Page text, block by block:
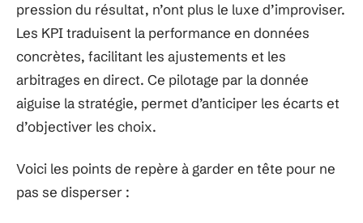
pression du résultat, n’ont plus le luxe d’improviser.
Les KPI traduisent la performance en données
concrètes, facilitant les ajustements et les
arbitrages en direct. Ce pilotage par la donnée
aiguise la stratégie, permet d’anticiper les écarts et
d’objectiver les choix.
Voici les points de repère à garder en tête pour ne
pas se disperser :